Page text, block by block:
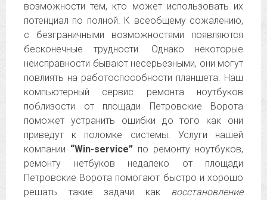
возможности тем, кто может использовать их
потенциал по полной. К всеобщему сожалению,
с безграничными возможностями появляются
бесконечные трудности. Однако некоторые
неисправности бывают несерьезными, они могут
повлиять на работоспособности планшета. Наш
компьютерный сервис ремонта ноутбуков
поблизости от площади Петровские Ворота
поможет устранить ошибки до того как они
приведут к поломке системы. Услуги нашей
компании “Win-service” по ремонту ноутбуков,
ремонту нетбуков недалеко от площади
Петровские Ворота помогают быстро и хорошо
решать такие задачи как восстановление